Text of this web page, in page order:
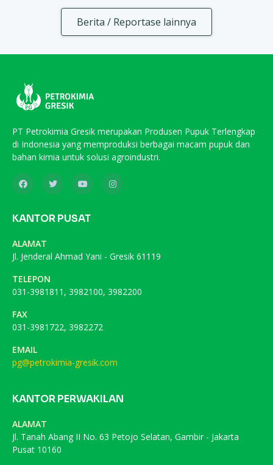
Berita / Reportase lainnya
PT Petrokimia Gresik merupakan Produsen Pupuk Terlengkap
di Indonesia yang memproduksi berbagai macam pupuk dan
bahan kimia untuk solusi agroindustri.
KANTOR PUSAT
ALAMAT
Jl. Jenderal Ahmad Yani - Gresik 61119
TELEPON
031-3981811, 3982100, 3982200
FAX
031-3981722, 3982272
EMAIL
pg@petrokimia-gresik.com
KANTOR PERWAKILAN
ALAMAT
Jl. Tanah Abang II No. 63 Petojo Selatan, Gambir - Jakarta
Pusat 10160